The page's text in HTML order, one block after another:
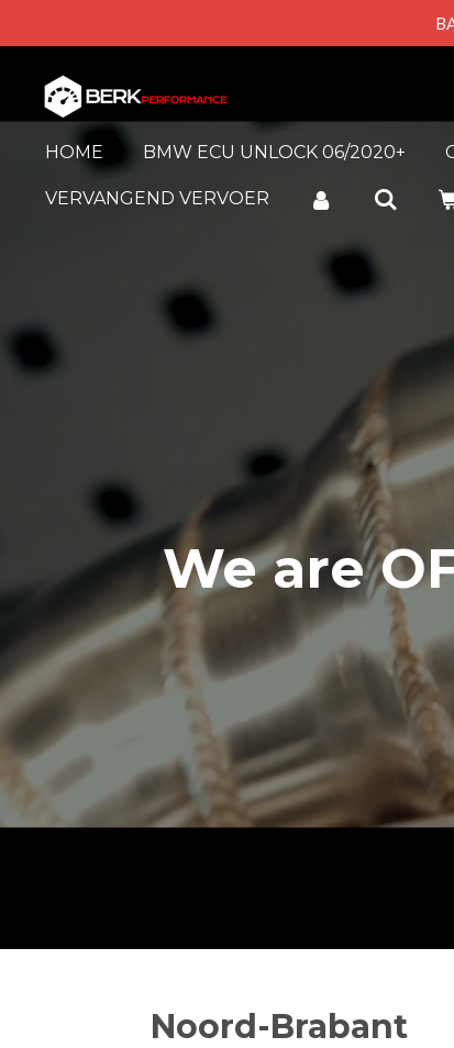
main
content
HOME BMW ECU UNLOCK 06/2020+
VERVANGEND VERVOER
We are
Noord-Brabant